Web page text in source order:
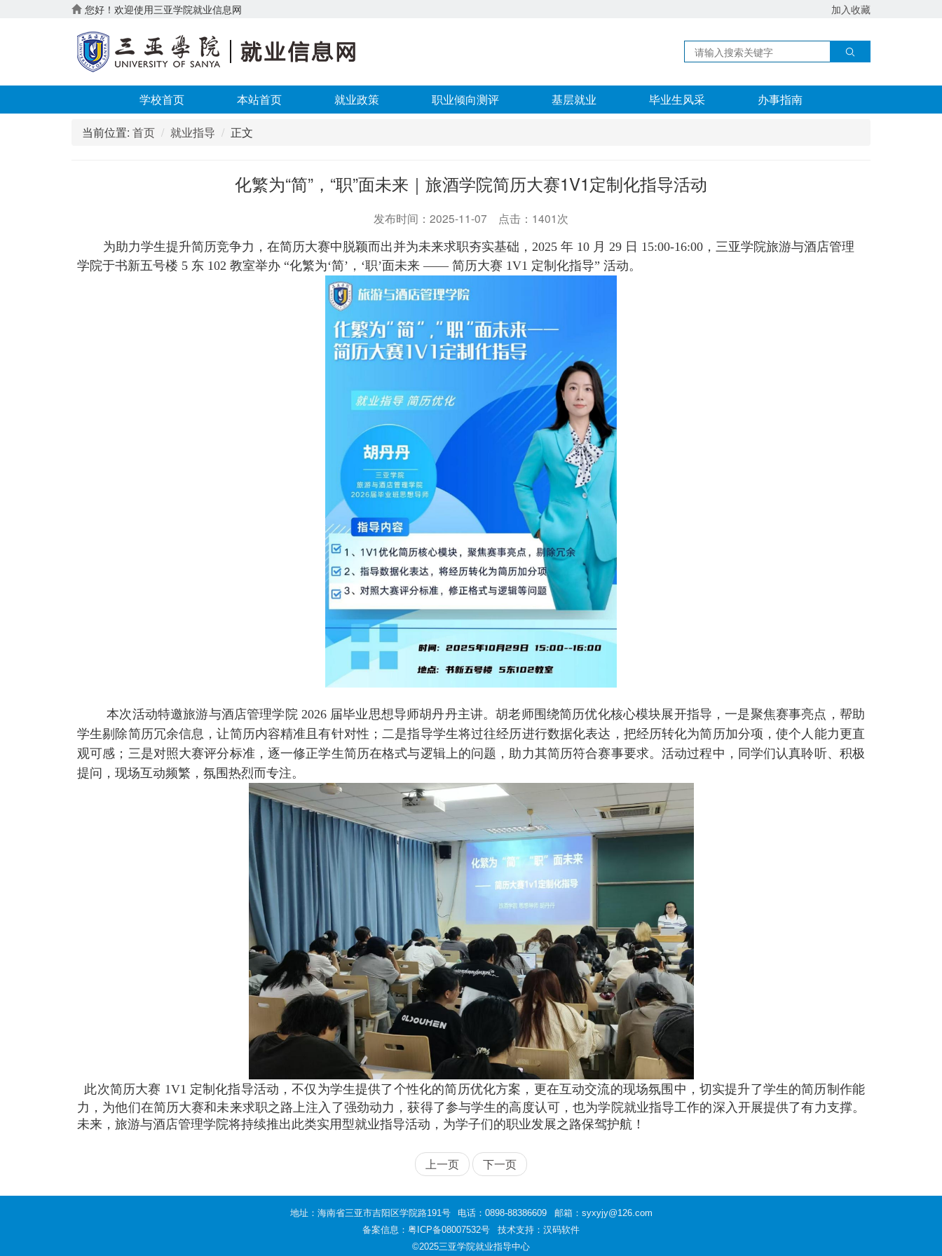
您好！欢迎使用三亚学院就业信息网 加入收藏
学校首页 本站首页 就业政策 职业倾向测评 基层就业 毕业生风采 办事指南
当前位置: 首页 就业指导 正文
化繁为“简”，“职”面未来｜旅酒学院简历大赛1V1定制化指导活动
发布时间：2025-11-07 点击：1401次
为助力学生提升简历竞争力，在简历大赛中脱颖而出并为未来求职夯实基础，2025 年 10 月 29 日 15:00-16:00，三亚学院旅游与酒店管理
学院于书新五号楼 5 东 102 教室举办 “化繁为‘简’，‘职’面未来 —— 简历大赛 1V1 定制化指导” 活动。
本次活动特邀旅游与酒店管理学院 2026 届毕业思想导师胡丹丹主讲。胡老师围绕简历优化核心模块展开指导，一是聚焦赛事亮点，帮助
学生剔除简历冗余信息，让简历内容精准且有针对性；二是指导学生将过往经历进行数据化表达，把经历转化为简历加分项，使个人能力更直
观可感；三是对照大赛评分标准，逐一修正学生简历在格式与逻辑上的问题，助力其简历符合赛事要求。活动过程中，同学们认真聆听、积极
提问，现场互动频繁，氛围热烈而专注。
此次简历大赛 1V1 定制化指导活动，不仅为学生提供了个性化的简历优化方案，更在互动交流的现场氛围中，切实提升了学生的简历制作能
力，为他们在简历大赛和未来求职之路上注入了强劲动力，获得了参与学生的高度认可，也为学院就业指导工作的深入开展提供了有力支撑。
未来，旅游与酒店管理学院将持续推出此类实用型就业指导活动，为学子们的职业发展之路保驾护航！
上一页 下一页
地址：海南省三亚市吉阳区学院路191号 电话：0898-88386609
邮箱：syxyjy@126.com
备案信息：粤ICP备08007532号
技术支持：汉码软件
©2025三亚学院就业指导中心